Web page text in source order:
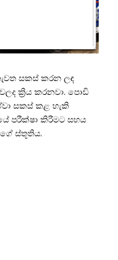
සකස් කරන ලඳ
ක්‍රිය කරනවා. පොඩි
සකස් කළ හැකි
පරීක්ෂා කිරීමට සහය
ස්තූතිය.